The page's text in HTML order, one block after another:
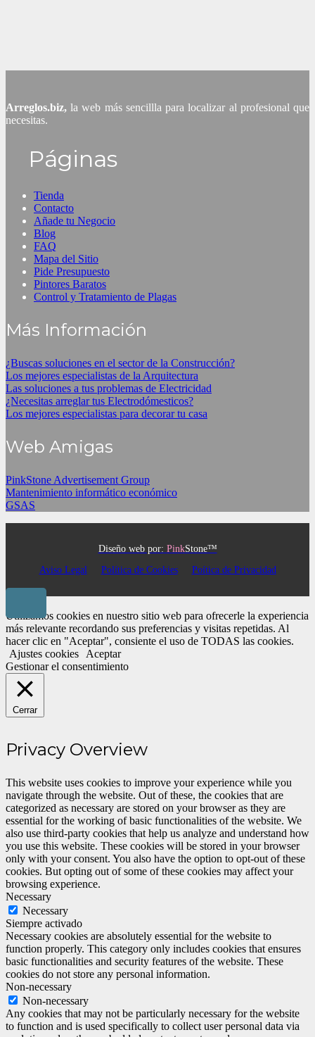
Arreglos.biz,la web más sencillla para localizar al profesional que
necesitas.
Páginas
Tienda
Contacto
Añade tu Negocio
Blog
FAQ
Mapa del Sitio
Pide Presupuesto
Pintores Baratos
Control y Tratamiento de Plagas
Más Información
¿Buscas soluciones en el sector de la Construcción?
Los mejores especialistas de la Arquitectura
Las soluciones a tus problemas de Electricidad
¿Necesitas arreglar tus Electrodómesticos?
Los mejores especialistas para decorar tu casa
Web Amigas
PinkStone Advertisement Group
Mantenimiento informático económico
GSAS
Diseño web por: PinkStone™
Aviso Legal
Política de Cookies Poítica de Privacidad
Utilizamos cookies en nuestro sitio web para ofrecerle la experiencia
más relevante recordando sus preferencias y visitas repetidas. Al
hacer clic en "Aceptar", consiente el uso de TODAS las cookies.
Ajustes cookies
Aceptar
Gestionar el consentimiento
Cerrar
Privacy Overview
This website uses cookies to improve your experience while you
navigate through the website. Out of these, the cookies that are
categorized as necessary are stored on your browser as they are
essential for the working of basic functionalities of the website. We
also use third-party cookies that help us analyze and understand how
you use this website. These cookies will be stored in your browser
only with your consent. You also have the option to opt-out of these
cookies. But opting out of some of these cookies may affect your
browsing experience.
Necessary
Necessary
Siempre activado
Necessary cookies are absolutely essential for the website to
function properly. This category only includes cookies that ensures
basic functionalities and security features of the website. These
cookies do not store any personal information.
Non-necessary
Non-necessary
Any cookies that may not be particularly necessary for the website
to function and is used specifically to collect user personal data via